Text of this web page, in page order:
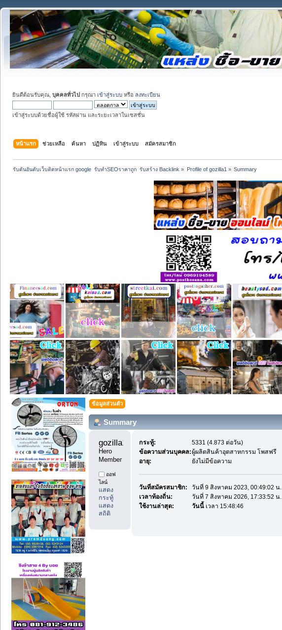
ยินดีต้อนรับคุณ, บุคคลทั่วไป กรุณา เข้าสู่ระบบ หรือ ลงทะเบียน
เข้าสู่ระบบด้วยชื่อผู้ใช้ รหัสผ่าน และระยะเวลาในเซสชั่น
หน้าแรก ช่วยเหลือ ค้นหา ปฏิทิน เข้าสู่ระบบ สมัครสมาชิก
รับดันอันดับเว็บติดหน้าแรก google  รับทำSEOราคาถูก  รับสร้าง Backlink » Profile of gozilla1 » Summary
ข้อมูลส่วนตัว
Summary
Hero
Member
ออฟ
ไลน์
แสดง
กระทู้
แสดง
สถิติ
กระทู้:
5331 (4.873 ต่อวัน)
ข้อความส่วนบุคคล:ผู้ผลิตสินค้าอุตสาหกรรม โพสฟรี
อายุ:
ยังไม่มีข้อความ
วันที่สมัครสมาชิก:
วันที่ 9 สิงหาคม 2023, 00:49:02 น.
เวลาท้องถิ่น:
วันที่ 7 สิงหาคม 2026, 17:33:52 น.
ใช้งานล่าสุด:
วันนี้เวลา 15:48:46